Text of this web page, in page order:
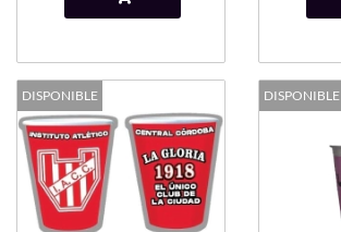
DISPONIBLE DISPONIBLE